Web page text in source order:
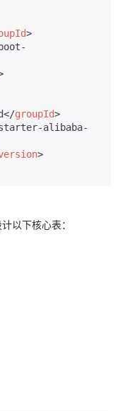
>
</groupId>
alibaba-
>
以下核心表：